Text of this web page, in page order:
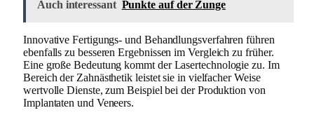
Auch interessant Punkte auf der Zunge
Innovative Fertigungs- und Behandlungsverfahren führen
ebenfalls zu besseren Ergebnissen im Vergleich zu früher.
Eine große Bedeutung kommt der Lasertechnologie zu. Im
Bereich der Zahnästhetik leistet sie in vielfacher Weise
wertvolle Dienste, zum Beispiel bei der Produktion von
Implantaten und Veneers.